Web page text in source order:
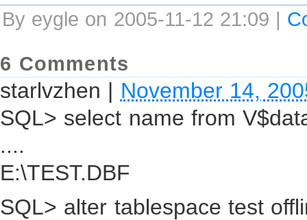
By eygle on 2005-11-12 21:09 |
6 Comments
starlvzhen | November 14,
SQL> select name from
....
E:\TEST.DBF
SQL> alter tablespace test